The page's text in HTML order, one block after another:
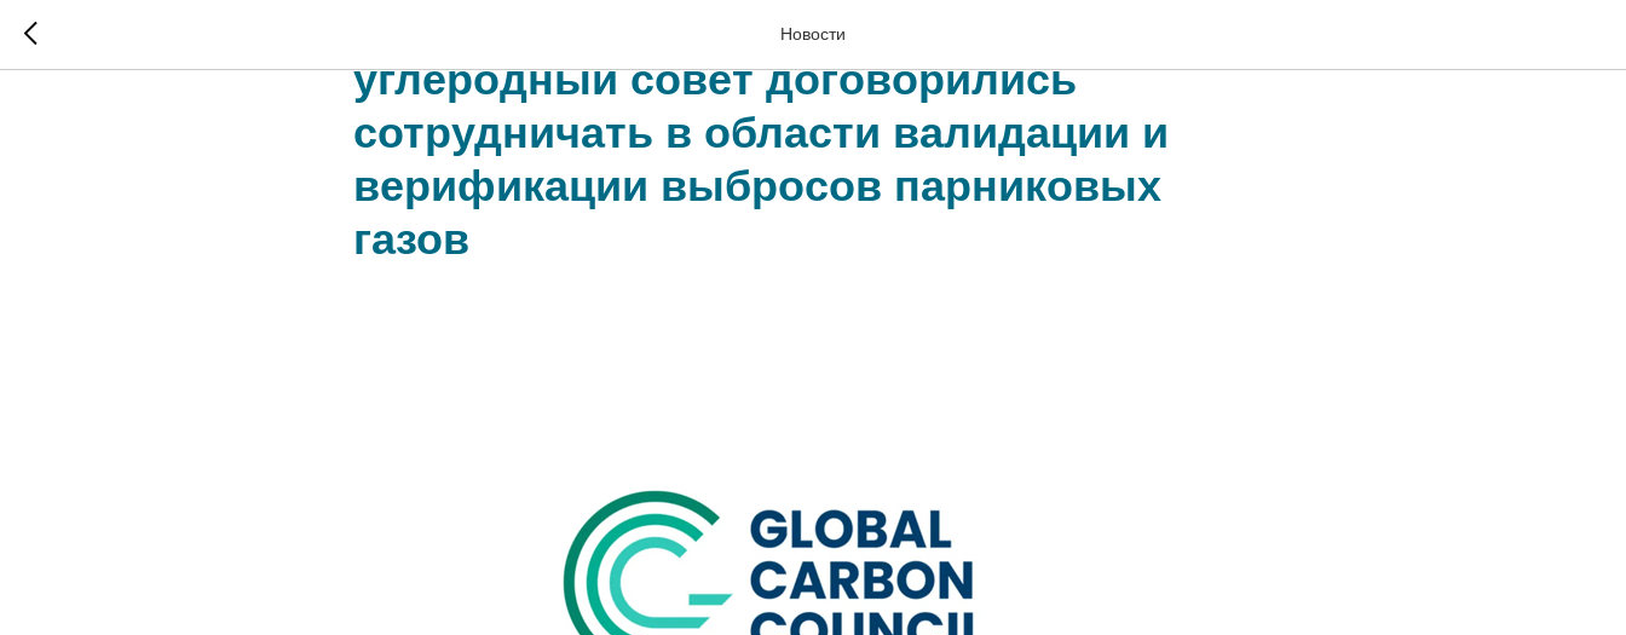
Новости
Росаккредитация и Глобальный
углеродный совет договорились
сотрудничать в области валидации и
верификации выбросов парниковых
газов